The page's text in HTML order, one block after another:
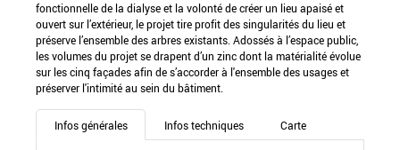
fonctionnelle de la dialyse et la volonté de créer un lieu apaisé et
ouvert sur l’extérieur, le projet tire profit des singularités du lieu et
préserve l’ensemble des arbres existants. Adossés à l’espace public,
les volumes du projet se drapent d’un zinc dont la matérialité évolue
sur les cinq façades afin de s’accorder à l'ensemble des usages et
préserver l'intimité au sein du bâtiment.
Infos générales Infos techniques Carte